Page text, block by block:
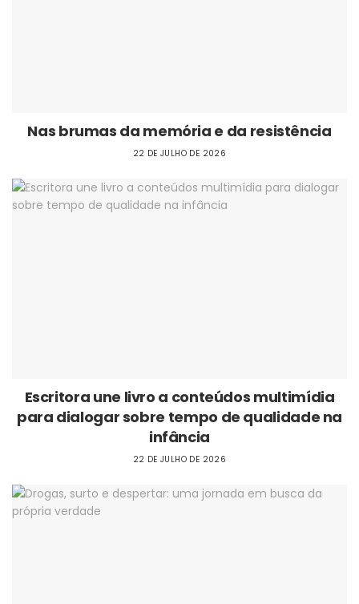
Nas brumas da memória e da resistência
22 DE JULHO DE 2026
Escritora une livro a conteúdos multimídia
para dialogar sobre tempo de qualidade na
infância
22 DE JULHO DE 2026